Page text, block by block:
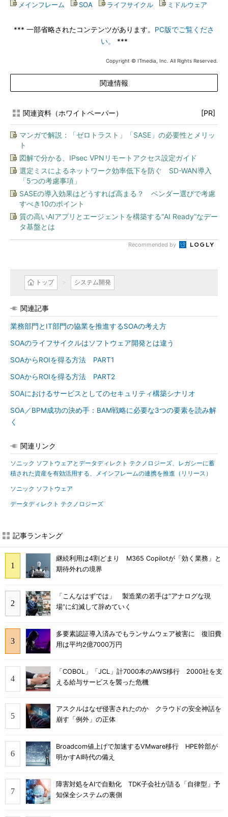
メインフレーム SOA ライフサイクル ミドルウェア
*** 一部省略されたコンテンツがあります。 PC版でご覧くださ
い。
***
Copyright © ITmedia, Inc. All Rights Reserved.
関連情報
関連資料（ホワイトペーパー） [PR]
マンガで解説：「ゼロトラスト」「SASE」の必要性とメリッ
ト
図解で分かる、IPsec VPNリモートアクセス設定ガイド
選定ミスによるネットワーク効率低下を防ぐ SD-WAN導入
「5つの考慮事項」
SASEの導入効果はどうすれば高まる？ ベンダー選びで考慮
すべき10のポイント
質の高いAIアプリとエージェントを構築する“AI Ready”なデー
タ基盤とは
Recommended by
トップ システム開発
関連記事
業務部門とIT部門の協業を推進するSOAの考え方
SOAのライフサイクルはソフトウェア開発とは違う
SOAからROIを得る方法 PART1
SOAからROIを得る方法 PART2
SOAにおけるサービスとしてのセキュリティ構築シナリオ
SOA／BPM成功の決め手：BAM戦略に必要な3つの要素を読み解
く
関連リンク
ソニック ソフトウェアとデータディレクト テクノロジーズ、レガシーに蓄
積された資産を有効活用する、メインフレームの連携を推進（リリース）
ソニック ソフトウェア
データディレクト テクノロジーズ
記事ランキング
継続利用は4割どまり M365 Copilotが「効く業務」と
期待外れの境界
「こんなはずでは」 製造業の若手は“アナログな現
場”に幻滅して辞めていく
多要素認証導入済みでもランサムウェア被害に 復旧費
用は平均2億7000万円
「COBOL」「JCL」計7000本のAWS移行 2000社を支
える給与サービスを襲った危機
アスクルはなぜ侵害されたのか クラウドの安全神話を
崩す「例外」の正体
Broadcom値上げで加速するVMware移行 HPE幹部が
明かすAI時代の備え
障害対処をAIで自動化 TDK子会社が語る「自律型」予
知保全システムの裏側